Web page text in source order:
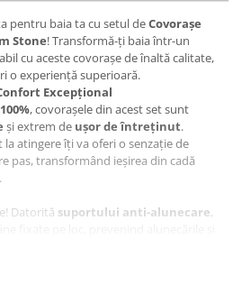
pentru baia ta cu setul deCovorașe
Stone! Transformă-ți baia într-un
cu aceste covorașe de înaltă calitate,
o experiență superioară.
Excepțional
, covorașele din acest set sunt
și extrem de ușor de întreținut.
atingere îți va oferi o senzație de
pas, transformând ieșirea din cadă
Datorită suportului anti-alunecare,
te poți bucura de o ieșire sigură și